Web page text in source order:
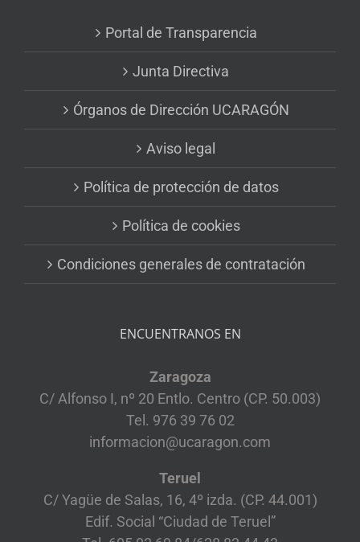
Portal de Transparencia
Junta Directiva
Órganos de Dirección UCARAGÓN
Aviso legal
Política de protección de datos
Política de cookies
Condiciones generales de contratación
ENCUENTRANOS EN
Zaragoza
C/ Alfonso I, nº 20 Entlo. Centro (CP. 50.003)
Tel. 976 39 76 02
informacion@ucaragon.com
Teruel
C/ Yagüe de Salas, 16, 4º izda. (CP. 44.001)
Edif. Social “Ciudad de Teruel”